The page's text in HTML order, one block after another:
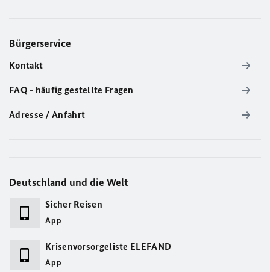
Bürgerservice
Kontakt
FAQ - häufig gestellte Fragen
Adresse / Anfahrt
Deutschland und die Welt
Sicher Reisen
App
Krisenvorsorgeliste ELEFAND
App